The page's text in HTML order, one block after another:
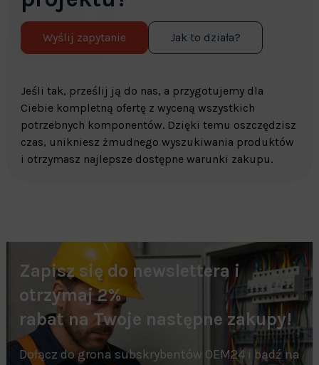
Wyślij zapytanie Jak to działa?
Jeśli tak, prześlij ją do nas, a przygotujemy dla
Ciebie kompletną ofertę z wyceną wszystkich
potrzebnych komponentów. Dzięki temu oszczędzisz
czas, unikniesz żmudnego wyszukiwania produktów
i otrzymasz najlepsze dostępne warunki zakupu.
Zapisz się do newslettera i
otrzymaj 2%
rabat na Twoje następne zakupy!
Dołącz do grona subskrybentów OEM24 i bądź na